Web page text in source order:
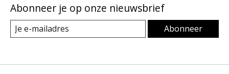
Abonneer je op onze nieuwsbrief
Abonneer